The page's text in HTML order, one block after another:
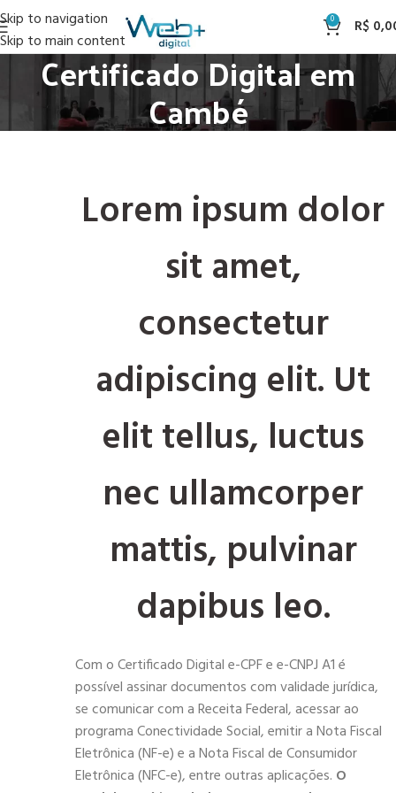
Skip to navigation
Skip to main content
0 R$
Certificado Digital em
Cambé
Lorem ipsum dolor
sit amet,
consectetur
adipiscing elit. Ut
elit tellus, luctus
nec ullamcorper
mattis, pulvinar
dapibus leo.
Com o Certificado Digital e-CPF e e-CNPJ A1 é
possível assinar documentos com validade jurídica,
se comunicar com a Receita Federal, acessar ao
programa Conectividade Social, emitir a Nota Fiscal
Eletrônica (NF-e) e a Nota Fiscal de Consumidor
Eletrônica (NFC-e), entre outras aplicações. O